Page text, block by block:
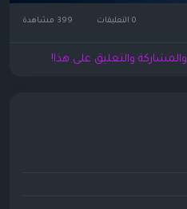
0 التعليقات
والتعليق على هذا!